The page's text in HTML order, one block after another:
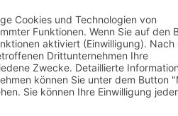
Das richtige Outfit für den